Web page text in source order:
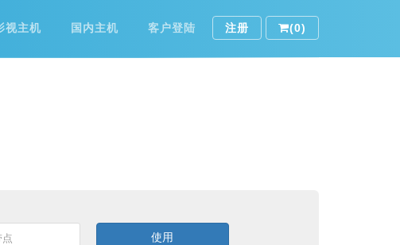
视主机 国内主机 客户登陆 注册 (0)
使用